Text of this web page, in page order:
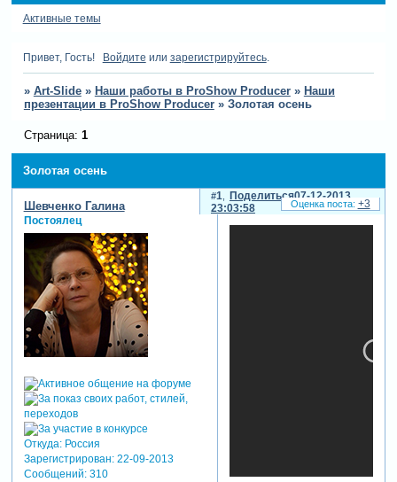
Активные темы
Привет, Гость! Войдите или зарегистрируйтесь.
» Art-Slide » Наши работы в ProShow Producer » Наши
презентации в ProShow Producer » Золотая осень
Золотая осень
Страница: 1
Поделиться
1
07-12-2013
23:03:58
Шевченко Галина
Постоялец
Откуда:Россия
Зарегистрирован: 22-09-2013
Сообщений:310
+3